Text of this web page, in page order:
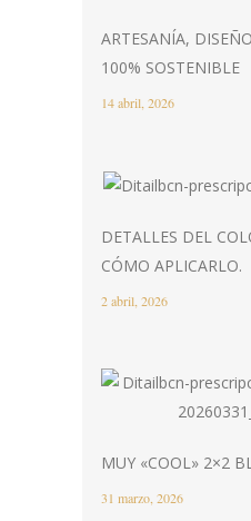
ARTESANÍA,
100% SOSTENIBLE
14 abril, 2026
DETALLES DEL
CÓMO APLICARLO.
2 abril, 2026
MUY «COOL» 2×2
31 marzo, 2026